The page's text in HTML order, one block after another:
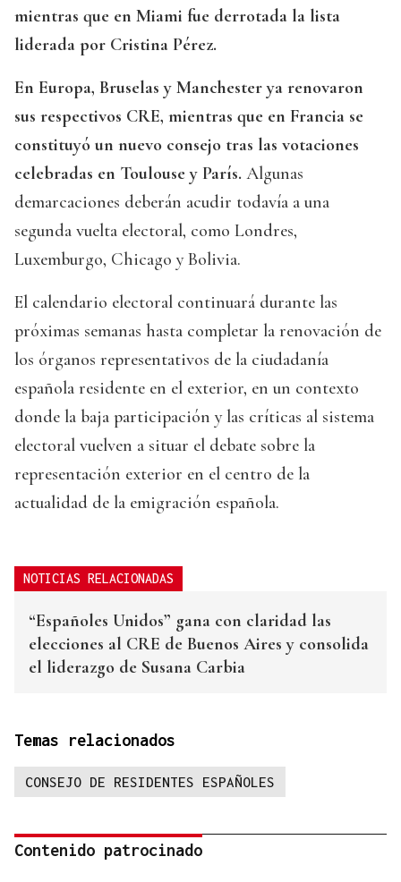
mientras que en Miami fue derrotada la lista
liderada por Cristina Pérez.
En Europa, Bruselas y Manchester ya renovaron
sus respectivos CRE, mientras que en Francia se
constituyó un nuevo consejo tras las votaciones
celebradas en Toulouse y París. Algunas
demarcaciones deberán acudir todavía a una
segunda vuelta electoral, como Londres,
Luxemburgo, Chicago y Bolivia.
El calendario electoral continuará durante las
próximas semanas hasta completar la renovación de
los órganos representativos de la ciudadanía
española residente en el exterior, en un contexto
donde la baja participación y las críticas al sistema
electoral vuelven a situar el debate sobre la
representación exterior en el centro de la
actualidad de la emigración española.
NOTICIAS RELACIONADAS
“Españoles Unidos” gana con claridad las
elecciones al CRE de Buenos Aires y consolida
el liderazgo de Susana Carbia
Temas relacionados
CONSEJO DE RESIDENTES ESPAÑOLES
Contenido patrocinado